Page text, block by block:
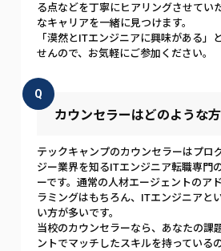
る点などを丁寧にヒアリングさせてい
なキャリアを一緒に見つけます。
「漠然とITエンジニアに興味がある」
せんので、お気軽にご参加ください。
Q
カウンセラーはどのような
テックキャンプのカウンセラーはプロ
ジー業界を知るITエンジニア転職専門
ーです。通常の人材エージェントのア
ラミングはもちろん、ITエンジニアと
い方が多いです。
当校のカウンセラーなら、あなたの課
ントでマッチしたスキルを持っている